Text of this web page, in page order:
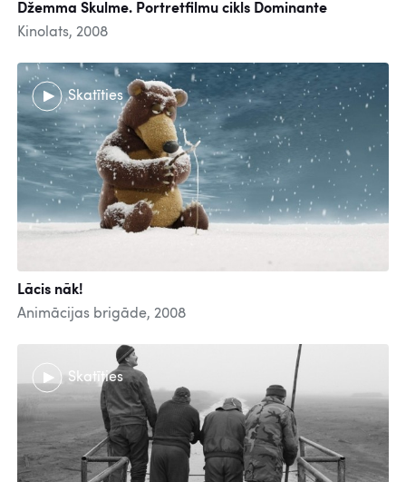
Džemma Skulme. Portretfilmu cikls Dominante
Kinolats, 2008
Skatīties
Lācis nāk!
Animācijas brigāde, 2008
Skatīties